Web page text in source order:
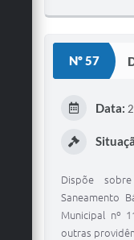
Nº 57
Data:
Dispõe
Saneamento
Municipal nº
outras